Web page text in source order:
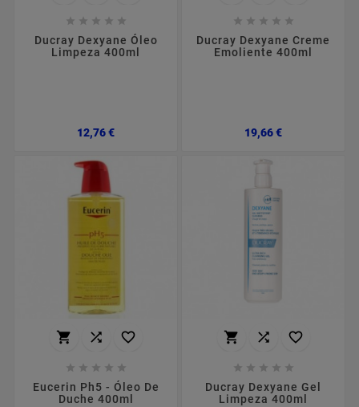
    
Ducray Dexyane Óleo
Limpeza 400ml
12,76 €Preço
    
Ducray Dexyane Creme
Emoliente 400ml
19,66 €Preço
  
    
Eucerin Ph5 - Óleo De
Duche 400ml
  
    
Ducray Dexyane Gel
Limpeza 400ml